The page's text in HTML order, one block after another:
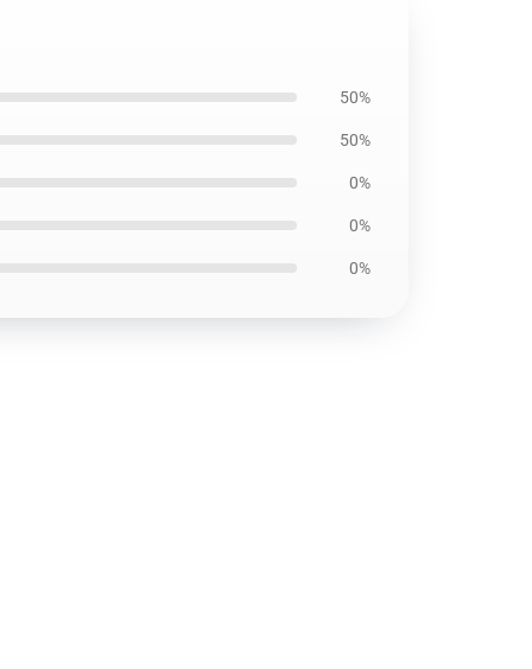
50%
50%
0%
0%
0%